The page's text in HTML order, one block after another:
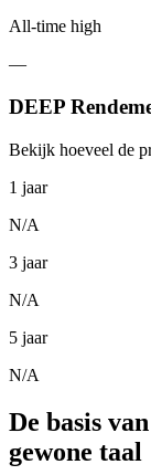
All-time high
—
DEEP
Bekijk hoeveel de
1 jaar
N/A
3 jaar
N/A
5 jaar
N/A
De basis
gewone taal